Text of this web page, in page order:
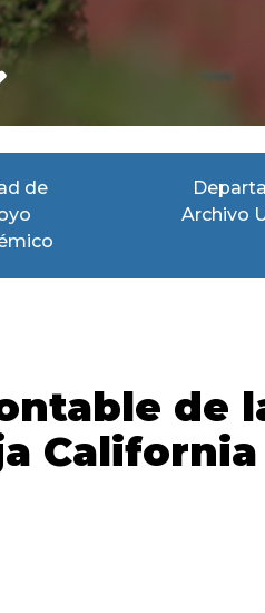
de
Archivo
de
California